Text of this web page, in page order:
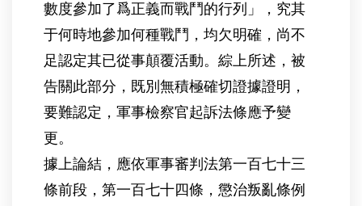
數度參加了爲正義而戰鬥的行列」，究其
于何時地參加何種戰鬥，均欠明確，尚不
足認定其已從事顛覆活動。綜上所述，被
告關此部分，既別無積極確切證據證明，
要難認定，軍事檢察官起訴法條應予變
更。
據上論結，應依軍事審判法第一百七十三
條前段，第一百七十四條，懲治叛亂條例